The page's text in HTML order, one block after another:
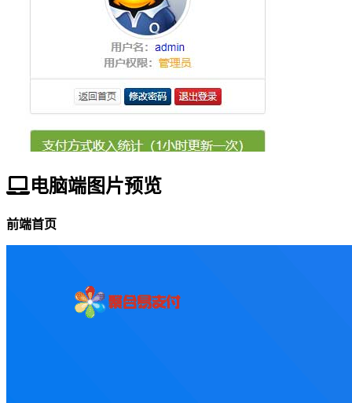
电脑端图片预览
前端首页